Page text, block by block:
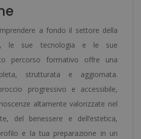
a fondo il settore della
le sue tecnologia e le sue
percorso formativo offre una
strutturata e aggiornata.
progressivo e accessibile,
altamente valorizzate nel
del benessere e dell’estetica,
e la tua preparazione in un